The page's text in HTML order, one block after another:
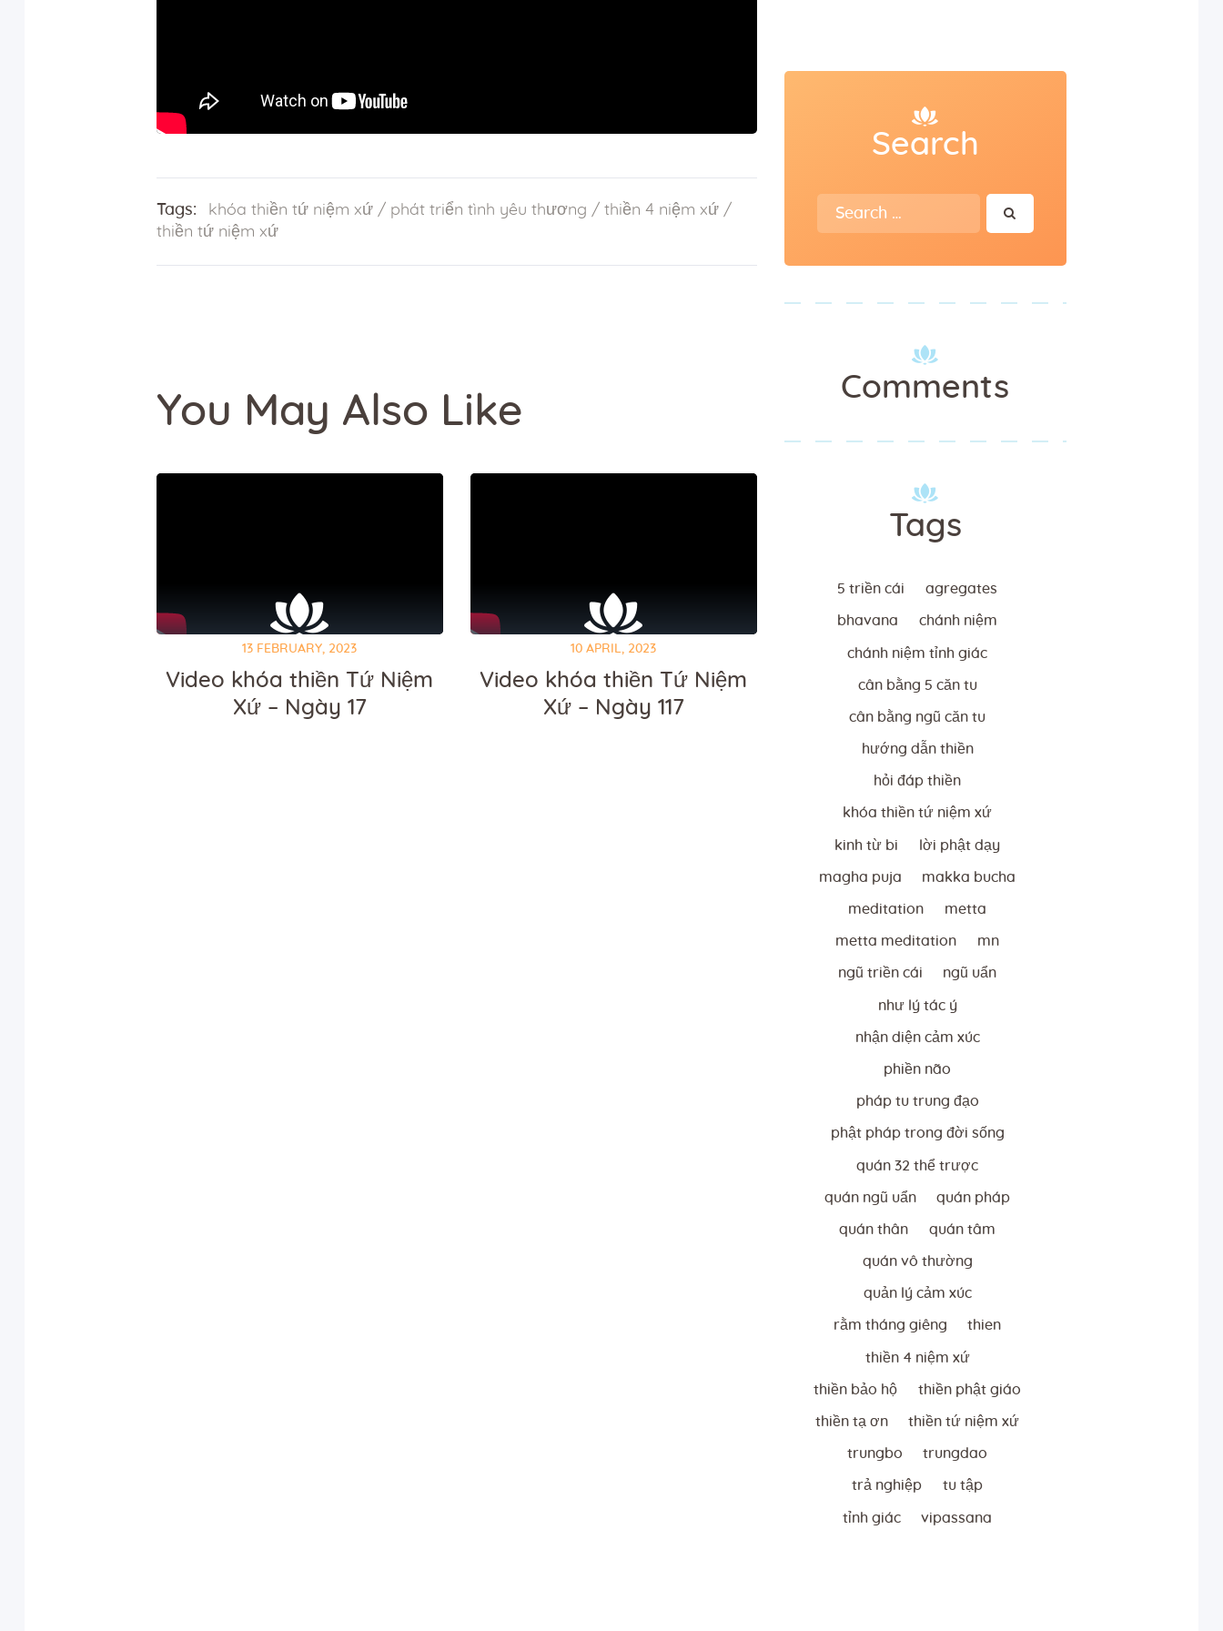
Tags: khóa thiền tứ niệm xứ/ phát triển tình yêu thương / thiền 4 niệm xứ/
thiền tứ niệm xứ
You May Also Like
13 FEBRUARY, 2023
Video khóa thiền Tứ Niệm
Xứ – Ngày 17
10 APRIL, 2023
Video khóa thiền Tứ Niệm
Xứ – Ngày 117
Search
Search
for:
Comments
Tags
5 triền cái agregates
bhavana chánh niệm
chánh niệm tỉnh giác
cân bằng 5 căn tu
cân bằng ngũ căn tu
hướng dẫn thiền
hỏi đáp thiền
khóa thiền tứ niệm xứ
kinh từ bi lời phật dạy
magha puja makka bucha
meditation metta
metta meditation mn
ngũ triền cái ngũ uẩn
như lý tác ý
nhận diện cảm xúc
phiền não
pháp tu trung đạo
phật pháp trong đời sống
quán 32 thể trược
quán ngũ uẩn quán pháp
quán thân quán tâm
quán vô thường
quản lý cảm xúc
rằm tháng giêng thien
thiền 4 niệm xứ
thiền bảo hộ thiền phật giáo
thiền tạ ơn thiền tứ niệm xứ
trungbo trungdao
trả nghiệp tu tập
tỉnh giác vipassana